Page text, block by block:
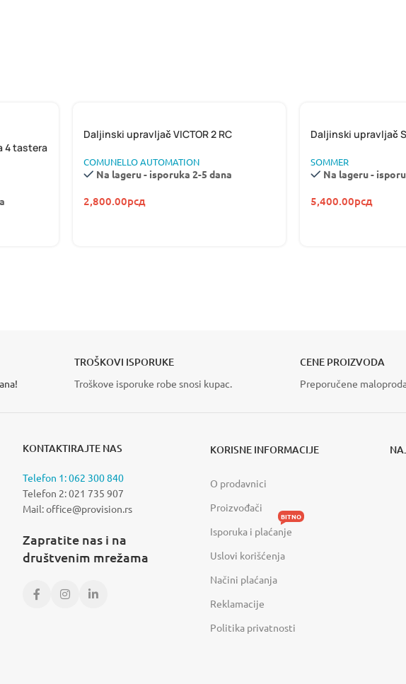
4 tastera
Daljinski upravljač VICTOR 2 RC
COMUNELLO AUTOMATION
Na lageru - isporuka 2-5 dana
2,800.00рсд
Daljinski upravljač
SOMMER
Na lageru -
5,400.00рсд
VIDI VIŠE VIDI VIŠE
TROŠKOVI ISPORUKE
Troškove isporuke robe snosi kupac.
CENE PROIZVODA
Preporučene
KONTAKTIRAJTE NAS
Telefon 1: 062 300 840
Telefon 2: 021 735 907
Mail: office@provision.rs
Zapratite nas i na
društvenim mrežama
KORISNE INFORMACIJE
O prodavnici
Proizvođači
Isporuka i plaćanje
BITNO
Uslovi korišćenja
Načini plaćanja
Reklamacije
Politika privatnosti